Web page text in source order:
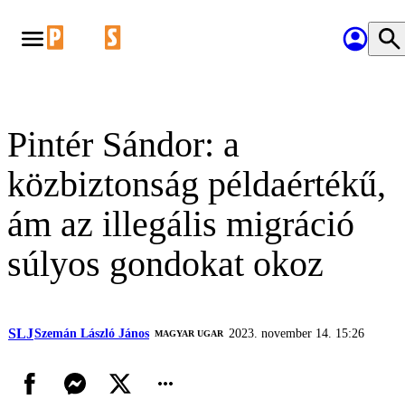
Pintér Sándor: a
közbiztonság példaértékű,
ám az illegális migráció
súlyos gondokat okoz
SLJSzemán László János MAGYAR UGAR 2023. november 14. 15:26